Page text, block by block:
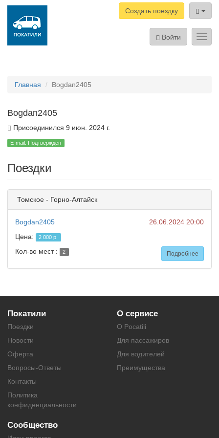
Создать поездку
Войти
Главная Bogdan2405
Bogdan2405
Присоединился 9 июн. 2024 г.
E-mail: Подтвержден
Поездки
Томское - Горно-Алтайск
Bogdan2405
26.06.2024 20:00
Цена:
2 000 р.
Кол-во мест : 2 Подробнее
Покатили
Поездки
Новости
Оферта
Вопросы-Ответы
Контакты
Политика
конфиденциальности
О сервисе
О Pocatili
Для пассажиров
Для водителей
Преимущества
Сообщество